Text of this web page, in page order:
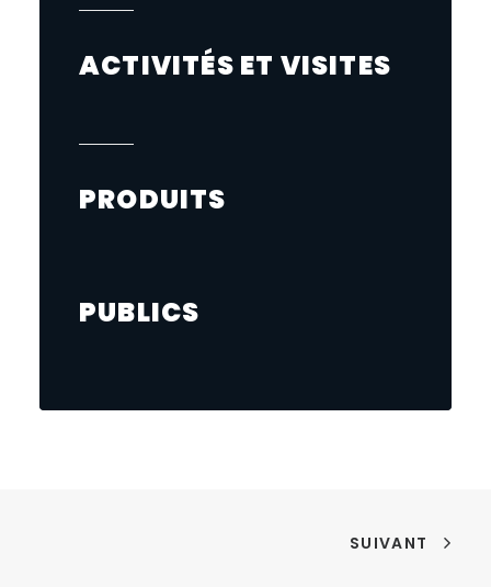
ACTIVITÉS ET VISITES
PRODUITS
PUBLICS
SUIVANT